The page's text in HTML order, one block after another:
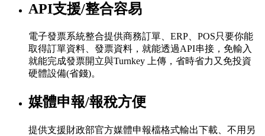
API支援/整合容易
電子發票系統整合提供商務訂單、ERP、POS只要你能
取得訂單資料、發票資料，就能透過API串接，免輸入
就能完成發票開立與Turnkey 上傳，省時省力又免投資
硬體設備(省錢)。
媒體申報/報稅方便
提供支援財政部官方媒體申報檔格式輸出下載、不用另